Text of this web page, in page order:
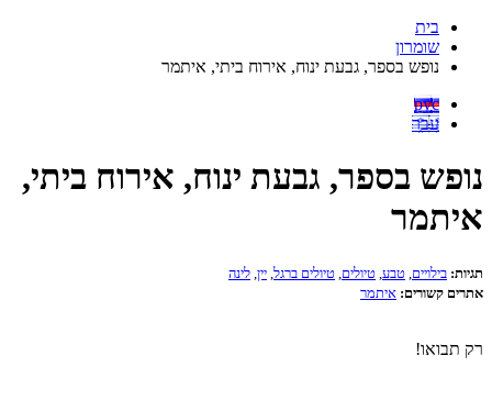
בית
שומרון
נופש בספר, גבעת ינוח, אירוח ביתי, איתמר
рус
עבר
נופש בספר, גבעת ינוח, אירוח ביתי,
איתמר
תגיות: בילויים טבע טיולים טיולים ברגל יין לינה
אתרים קשורים: איתמר
רק תבואו!